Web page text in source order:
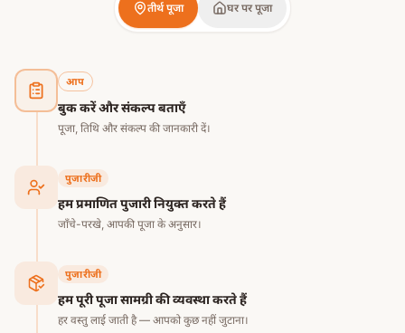
तीर्थ पूजा घर पर पूजा
आप
बुक करें और संकल्प बताएँ
पूजा, तिथि और संकल्प की जानकारी दें।
पुजारीजी
हम प्रमाणित पुजारी नियुक्त करते हैं
जाँचे-परखे, आपकी पूजा के अनुसार।
पुजारीजी
हम पूरी पूजा सामग्री की व्यवस्था करते हैं
हर वस्तु लाई जाती है — आपको कुछ नहीं जुटाना।